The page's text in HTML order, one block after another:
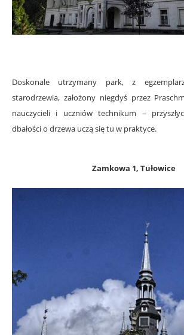
Doskonale utrzymany park, z
starodrzewia, założony niegdyś przez
nauczycieli i uczniów technikum –
dbałości o drzewa uczą się tu w praktyce.
Zamkowa 1, Tułowice